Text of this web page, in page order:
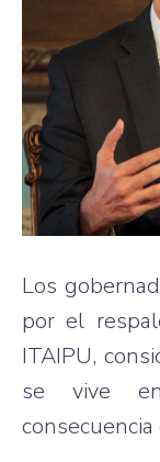
Los
por el
ITAIPU,
se vive